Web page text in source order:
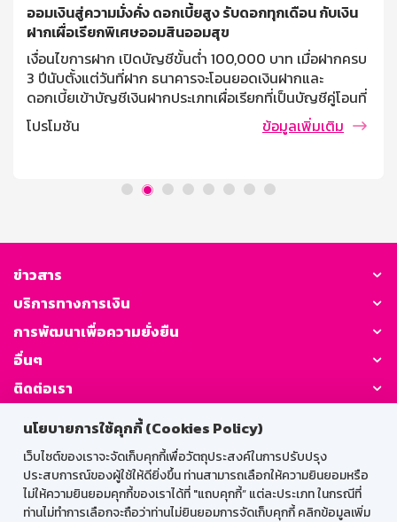
นโยบายการใช้คุกกี้ (Cookies Policy)
เว็บไซต์ของเราจะจัดเก็บคุกกี้เพื่อวัตถุประสงค์ในการปรับปรุง
ประสบการณ์ของผู้ใช้ให้ดียิ่งขึ้น ท่านสามารถเลือกให้ความยินยอมหรือ
ไม่ให้ความยินยอมคุกกี้ของเราได้ที่ "แถบคุกกี้” แต่ละประเภท ในกรณีที่
ท่านไม่ทำการเลือกจะถือว่าท่านไม่ยินยอมการจัดเก็บคุกกี้ คลิกข้อมูลเพิ่ม
ออมเงินสู่ความมั่งคั่ง ดอกเบี้ยสูง รับดอกทุกเดือน กับเงิน
ฝากเผื่อเรียกพิเศษออมสินออมสุข
เงื่อนไขการฝาก เปิดบัญชีขั้นต่ำ 100,000 บาท เมื่อฝากครบ
3 ปีนับตั้งแต่วันที่ฝาก ธนาคารจะโอนยอดเงินฝากและ
ดอกเบี้ยเข้าบัญชีเงินฝากประเภทเผื่อเรียกที่เป็นบัญชีคู่โอนที่
ผู้ฝากแจ้งไว้ ฝากครั้งละไม่ต่ำกว่า 10,000 บาท ไม่จำกัด
วงเงินรับฝากสูงสุด บุคคลธรรมดาที่มีอายุตั้งแต่ 7 ปี ขึ้นไป
ครั้งละเท่าใดก็ได้ ถอนหรือปิดบัญชีก่อนฝากครบ 3 ปี จำนวน
ที่ลงรับไปแล้วธนาคารจะไม่เรียกคืน ภาษี ณ ที่จ่าย บุคคล
ธรรมดาไม่เสียภาษี นิติบุคคลหักภาษี ณ ที่จ่าย ตามประกาศ
กรมสรรพากร ระยะเวลาจ่ายดอกเบี้ย จ่ายดอกเบี้ยทุกเดือน
โดยโอนเข้าบัญชีเงินฝากประเภทเผื่อเรียกที่เป็นบัญชีคู่โอน
โปรโมชัน ข้อมูลเพิ่มเติม
ข่าวสาร
บริการทางการเงิน
การพัฒนาเพื่อความยั่งยืน
อื่นๆ
ติดต่อเรา
GSB Society:
สำหรับพนักงาน